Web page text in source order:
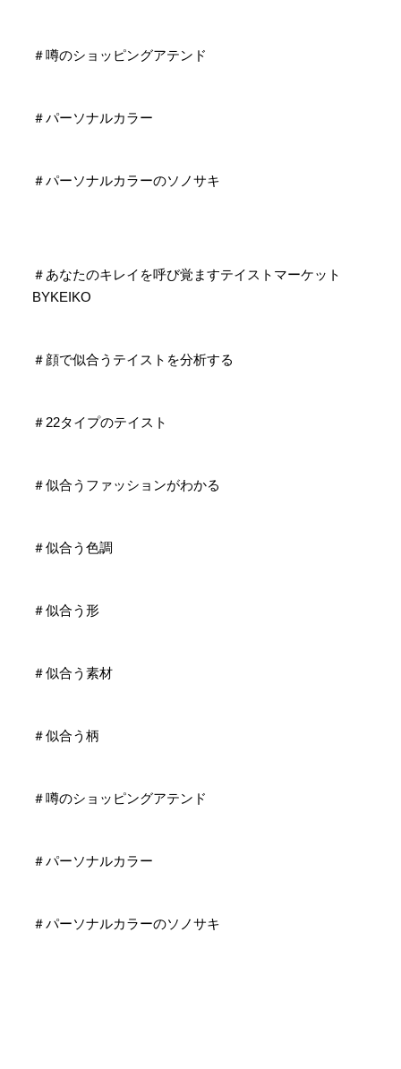
＃噂のショッピングアテンド
＃パーソナルカラー
＃パーソナルカラーのソノサキ
＃あなたのキレイを呼び覚ますテイストマーケット
BYKEIKO
＃顔で似合うテイストを分析する
＃22タイプのテイスト
＃似合うファッションがわかる
＃似合う色調
＃似合う形
＃似合う素材
＃似合う柄
＃噂のショッピングアテンド
＃パーソナルカラー
＃パーソナルカラーのソノサキ